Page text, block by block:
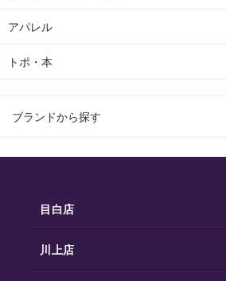
アパレル
トポ・本
ブランドから探す
目白店
川上店